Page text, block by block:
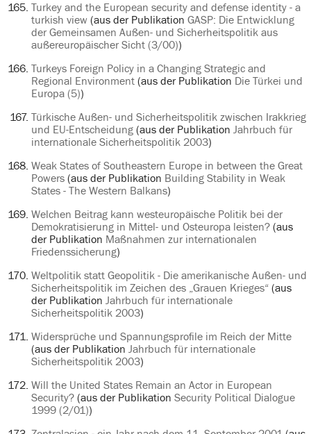
Turkey and the European security and defense identity - a
turkish view(aus der Publikation GASP: Die Entwicklung
der Gemeinsamen Außen- und Sicherheitspolitik aus
außereuropäischer Sicht (3/00))
Turkeys Foreign Policy in a Changing Strategic and
Regional Environment(aus der Publikation Die Türkei und
Europa (5))
Türkische Außen- und Sicherheitspolitik zwischen Irakkrieg
und EU-Entscheidung(aus der Publikation Jahrbuch für
internationale Sicherheitspolitik 2003)
Weak States of Southeastern Europe in between the Great
Powers(aus der Publikation Building Stability in Weak
States - The Western Balkans)
Welchen Beitrag kann westeuropäische Politik bei der
Demokratisierung in Mittel- und Osteuropa leisten?(aus
der Publikation Maßnahmen zur internationalen
Friedenssicherung)
Weltpolitik statt Geopolitik - Die amerikanische Außen- und
Sicherheitspolitik im Zeichen des „Grauen Krieges“(aus
der Publikation Jahrbuch für internationale
Sicherheitspolitik 2003)
Widersprüche und Spannungsprofile im Reich der Mitte
(aus der Publikation Jahrbuch für internationale
Sicherheitspolitik 2003)
Will the United States Remain an Actor in European
Security?(aus der Publikation Security Political Dialogue
1999 (2/01))